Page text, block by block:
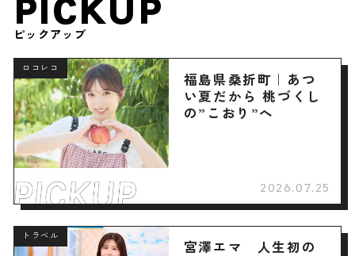
PICKUP
ピックアップ
ロコレコ
福島県桑折町｜あつ
い夏だから 桃づくし
の”こおり”へ
2026.07.25
トラベル
宮澤エマ 人生初の